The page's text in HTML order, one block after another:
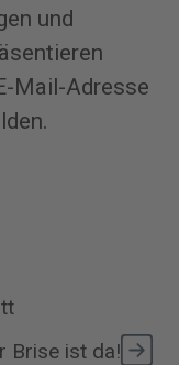
und
Mail-Adresse
Brise ist da!